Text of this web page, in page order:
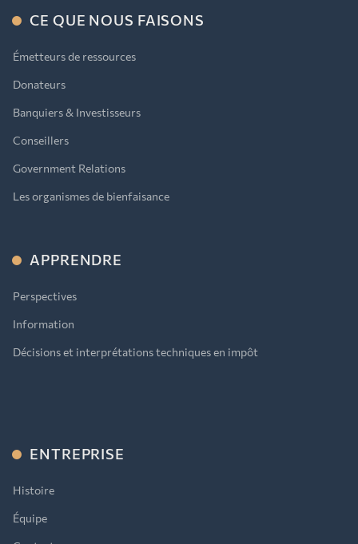
CE QUE NOUS FAISONS
Émetteurs de ressources
Donateurs
Banquiers & Investisseurs
Conseillers
Government Relations
Les organismes de bienfaisance
APPRENDRE
Perspectives
Information
Décisions et interprétations techniques en impôt
ENTREPRISE
Histoire
Équipe